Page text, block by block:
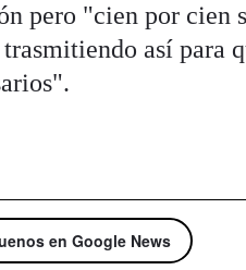
pero "cien por cien
así para
en Google News